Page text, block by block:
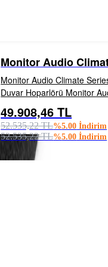
Monitor Audio
CL2 S Duvar
Monitor Audio Climate
Duvar Hoparlörü Monitor Audio akustik
ekibi tarafından, tüm
hoparlörlerde olduğu gibi
seslendirilip tasarlanan Cli...
49.908,46 TL
52.535,22 TL%5.00 İndirim
52.535,22 TL%5.00 İndirim
İNCELE